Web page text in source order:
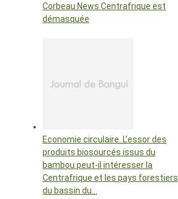
Corbeau News Centrafrique est
démasquée
Economie circulaire. L’essor des
produits biosourcés issus du
bambou peut-il intéresser la
Centrafrique et les pays forestiers
du bassin du…